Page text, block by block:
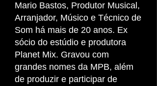
Mario Bastos, Produtor Musical,
Arranjador, Músico e Técnico de
Som há mais de 20 anos. Ex
sócio do estúdio e produtora
Planet Mix. Gravou com
grandes nomes da MPB, além
de produzir e participar de